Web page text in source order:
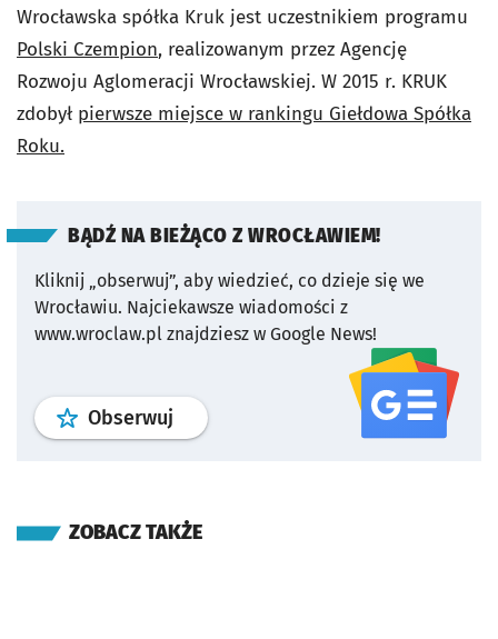
Wrocławska spółka Kruk jest uczestnikiem programu
Polski Czempion, realizowanym przez Agencję
Rozwoju Aglomeracji Wrocławskiej. W 2015 r. KRUK
zdobył pierwsze miejsce w rankingu Giełdowa Spółka
Roku.
BĄDŹ NA BIEŻĄCO Z WROCŁAWIEM!
Kliknij „obserwuj”, aby wiedzieć, co dzieje się we
Wrocławiu. Najciekawsze wiadomości z
www.wroclaw.pl znajdziesz w Google News!
Obserwuj profil serwisu
ZOBACZ TAKŻE